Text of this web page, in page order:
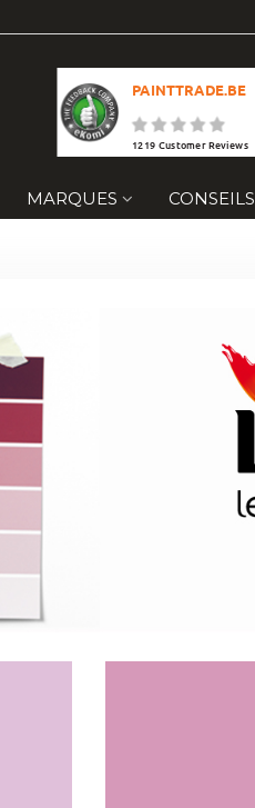
PAINTTRADE.BE
1219 Customer Reviews
MARQUES CONSEILS